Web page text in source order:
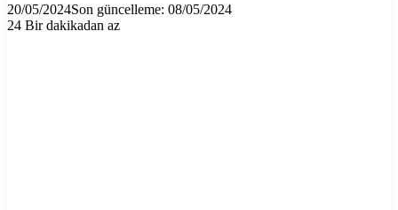
20/05/2024Son güncelleme: 08/05/2024
24 Bir dakikadan az